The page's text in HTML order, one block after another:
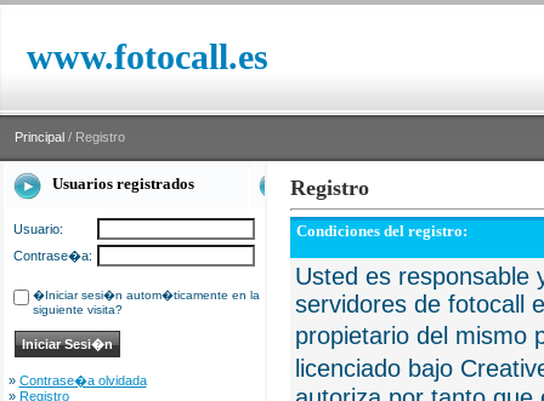
www.fotocall.es
Principal / Registro
Usuarios registrados
Usuario:
Contrase�a:
�Iniciar sesi�n autom�ticamente en la
siguiente visita?
» Contrase�a olvidada
» Registro
Registro
Condiciones del registro:
Usted es responsable
servidores de fotocall
propietario del mismo
licenciado bajo